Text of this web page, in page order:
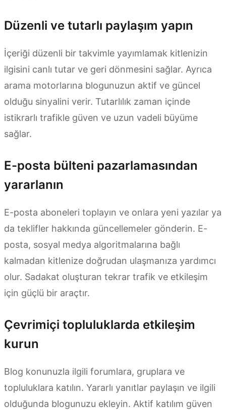
Düzenli ve tutarlı paylaşım yapın
İçeriği düzenli bir takvimle yayımlamak kitlenizin
ilgisini canlı tutar ve geri dönmesini sağlar. Ayrıca
arama motorlarına blogunuzun aktif ve güncel
olduğu sinyalini verir. Tutarlılık zaman içinde
istikrarlı trafikle güven ve uzun vadeli büyüme
sağlar.
E-posta bülteni pazarlamasından
yararlanın
E-posta aboneleri toplayın ve onlara yeni yazılar ya
da teklifler hakkında güncellemeler gönderin. E-
posta, sosyal medya algoritmalarına bağlı
kalmadan kitlenize doğrudan ulaşmanıza yardımcı
olur. Sadakat oluşturan tekrar trafik ve etkileşim
için güçlü bir araçtır.
Çevrimiçi topluluklarda etkileşim
kurun
Blog konunuzla ilgili forumlara, gruplara ve
topluluklara katılın. Yararlı yanıtlar paylaşın ve ilgili
olduğunda blogunuzu ekleyin. Aktif katılım güven